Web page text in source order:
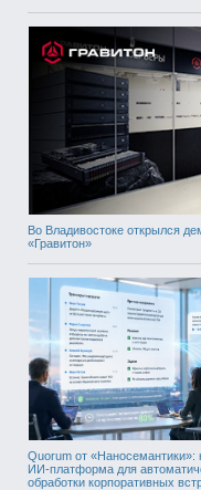
Во Владивостоке открылся
«Гравитон»
Quorum от «Наносемантики»:
ИИ-платформа для
обработки корпоративных